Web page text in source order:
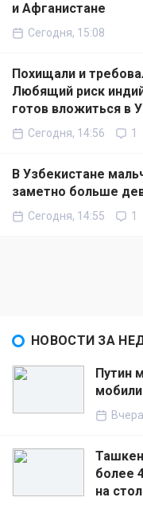
и Афганистане
Сегодня, 15:08
Похищали и
Любящий риск
готов вложиться в
Сегодня, 14:56 1
В Узбекистане
заметно больше
Сегодня, 14:55 1
НОВОСТИ ЗА
Путин
более
на